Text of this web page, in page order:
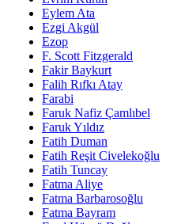
Eylem Ata
Ezgi Akgül
Ezop
F. Scott Fitzgerald
Fakir Baykurt
Falih Rıfkı Atay
Farabi
Faruk Nafiz Çamlıbel
Faruk Yıldız
Fatih Duman
Fatih Reşit Civelekoğlu
Fatih Tuncay
Fatma Aliye
Fatma Barbarosoğlu
Fatma Bayram